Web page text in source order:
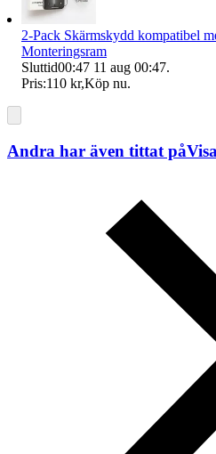
2-Pack Skärmskydd kompatibel
Monteringsram
Sluttid00:47 11 aug 00:47.
Pris:110 kr,Köp nu.
Andra har även tittat på